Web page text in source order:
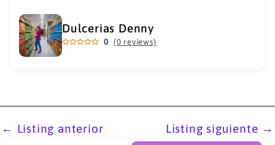
Dulcerias Denny
0 (0 reviews)
← Listing anterior Listing siguiente →